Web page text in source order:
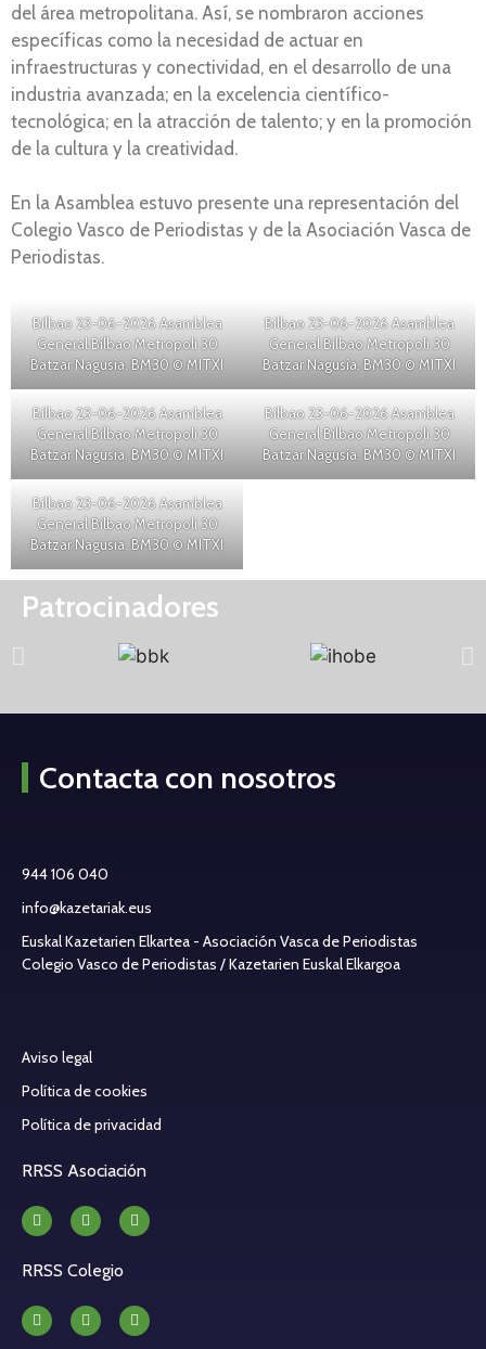
del área metropolitana. Así, se nombraron acciones
específicas como la necesidad de actuar en
infraestructuras y conectividad, en el desarrollo de una
industria avanzada; en la excelencia científico-
tecnológica; en la atracción de talento; y en la promoción
de la cultura y la creatividad.
En la Asamblea estuvo presente una representación del
Colegio Vasco de Periodistas y de la Asociación Vasca de
Periodistas.
Bilbao 23-06-2026 Asamblea
General Bilbao Metropoli 30
Batzar Nagusia. BM30 © MITXI
Bilbao 23-06-2026 Asamblea
General Bilbao Metropoli 30
Batzar Nagusia. BM30 © MITXI
Bilbao 23-06-2026 Asamblea
General Bilbao Metropoli 30
Batzar Nagusia. BM30 © MITXI
Bilbao 23-06-2026 Asamblea
General Bilbao Metropoli 30
Batzar Nagusia. BM30 © MITXI
Bilbao 23-06-2026 Asamblea
General Bilbao Metropoli 30
Batzar Nagusia. BM30 © MITXI
Patrocinadores
Contacta con nosotros
944 106 040
info@kazetariak.eus
Euskal Kazetarien Elkartea - Asociación Vasca de Periodistas
Colegio Vasco de Periodistas / Kazetarien Euskal Elkargoa
Aviso legal
Política de cookies
Política de privacidad
RRSS Asociación
RRSS Colegio